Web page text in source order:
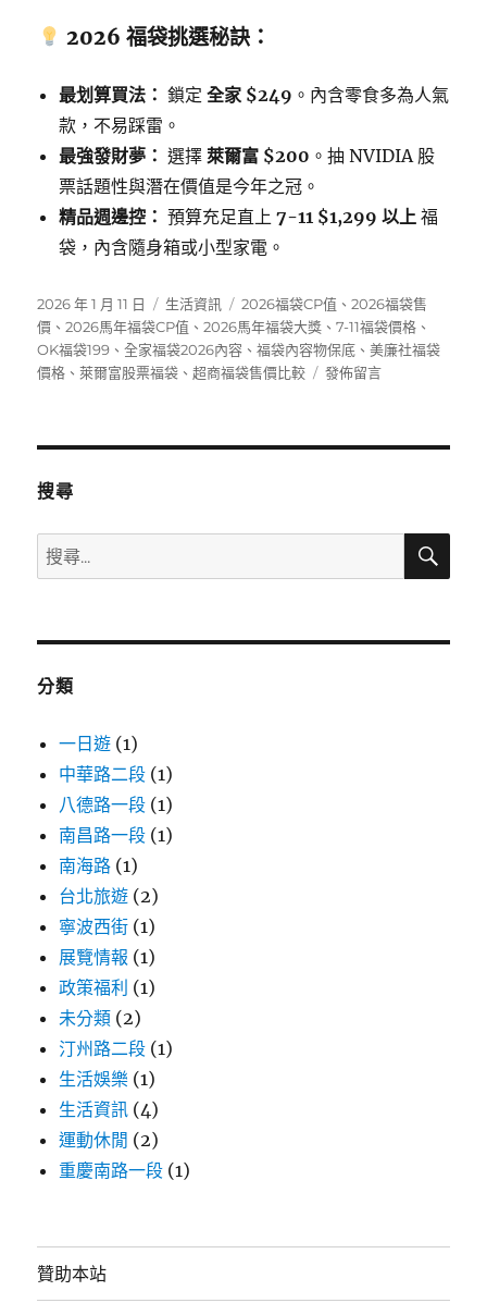
2026 福袋挑選秘訣：
最划算買法： 鎖定全家 $249 。內含零食多為人氣
款，不易踩雷。
最強發財夢： 選擇萊爾富 $200 。抽 NVIDIA 股
票話題性與潛在價值是今年之冠。
精品週邊控： 預算充足直上7-11 $1,299 以上 福
袋，內含隨身箱或小型家電。
發
佈
日
期:
2026 年 1 月 11 日
分
類
生活資訊
標
籤
2026福袋CP值 、2026福袋售
價 、2026馬年福袋CP值 、2026馬年福袋大獎 、7-11福袋價格 、
OK福袋199 、全家福袋2026內容 、福袋內容物保底 、美廉社福袋
價格 、萊爾富股票福袋 、超商福袋售價比較
在
袋
攻
11、
發佈留言
搜尋
搜
尋
鍵
搜
分類
一日遊 (1)
中華路二段 (1)
八德路一段 (1)
南昌路一段 (1)
南海路 (1)
台北旅遊 (2)
寧波西街 (1)
展覽情報 (1)
政策福利 (1)
未分類 (2)
汀州路二段 (1)
生活娛樂 (1)
生活資訊 (4)
運動休閒 (2)
重慶南路一段 (1)
贊助本站